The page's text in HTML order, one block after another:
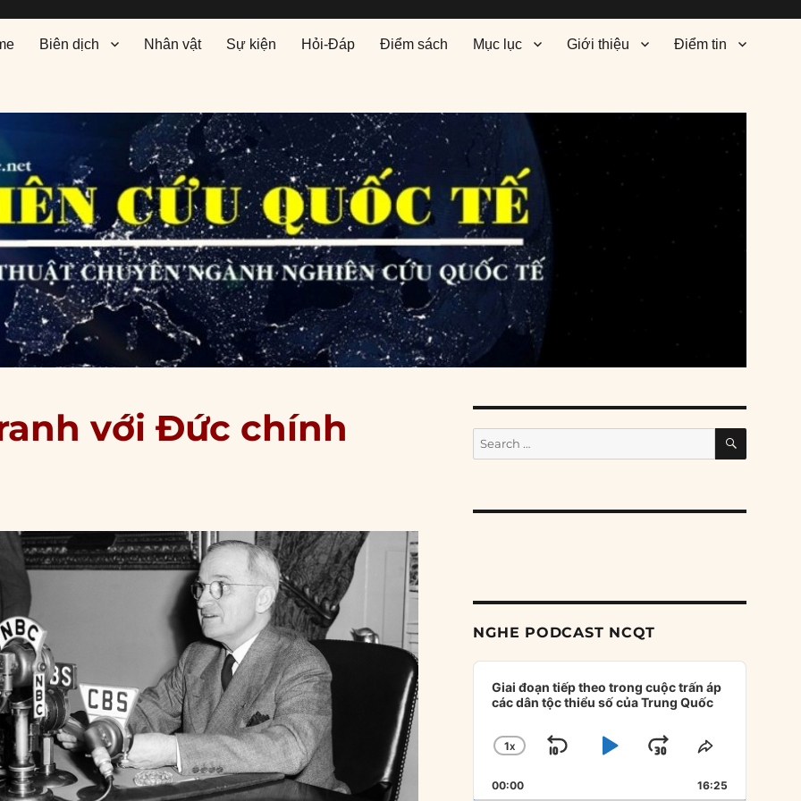
Biên dịch Nhân vật Sự kiện Hỏi-Đáp Điểm sách Mục lục Giới thiệu Điểm tin
với Đức chính
Search
for:
SEARCH
NGHE PODCAST NCQT
Audio
Player
Giai đoạn tiếp theo trong cuộc trấn áp
các dân tộc thiểu số của Trung Quốc
CHANGE
RATE
1X
SKIP
BACKWARD
PLAYJUMP
FORWARD
SHARE
EPISODE
00:00 16:25